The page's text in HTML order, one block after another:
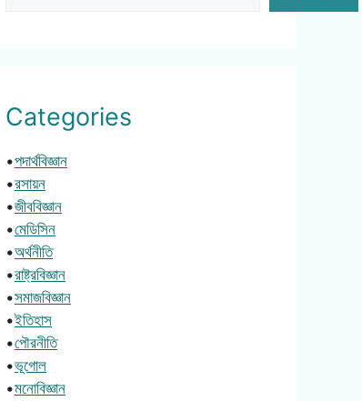
Categories
•পদার্থবিজ্ঞান
•রসায়ন
•জীববিজ্ঞান
•মেডিসিন
•অর্থনীতি
•রাষ্ট্রবিজ্ঞান
•সমাজবিজ্ঞান
•ইতিহাস
•পৌরনীতি
•ভূগোল
•মনোবিজ্ঞান